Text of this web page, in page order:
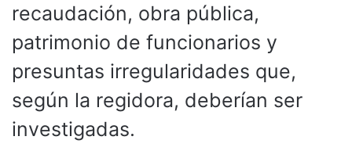
recaudación, obra pública,
patrimonio de funcionarios y
presuntas irregularidades que,
según la regidora, deberían ser
investigadas.